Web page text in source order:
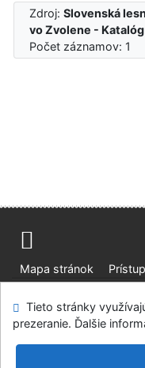
Zdroj:Slovenská
vo Zvolene -
Počet záznamov: 1
Mapa stránok
Slovenská lesnícka a
univerzite vo Zvolene
Tieto stránky
prezeranie. Ďalšie